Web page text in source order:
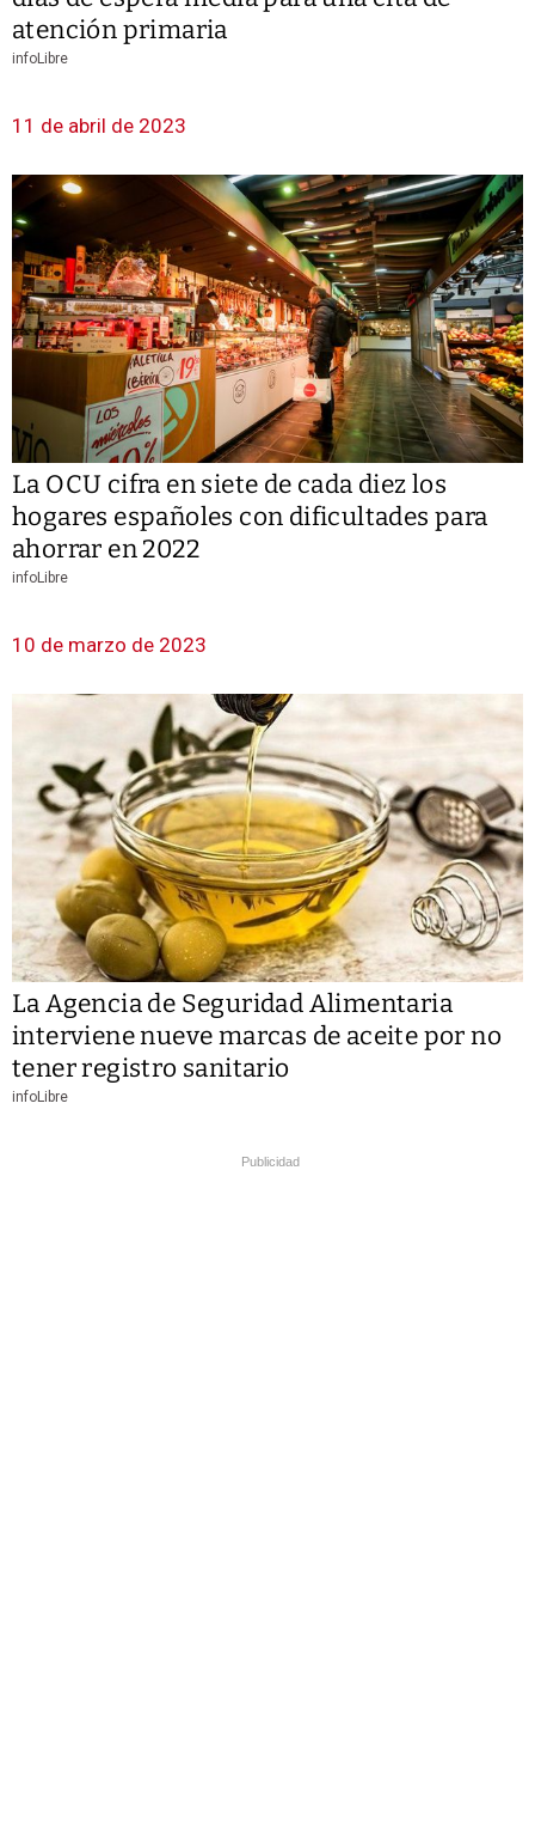
atención primaria
infoLibre
11 de abril de 2023
La OCU cifra en siete de cada diez los
hogares españoles con dificultades para
ahorrar en 2022
infoLibre
10 de marzo de 2023
La Agencia de Seguridad Alimentaria
interviene nueve marcas de aceite por no
tener registro sanitario
infoLibre
Publicidad